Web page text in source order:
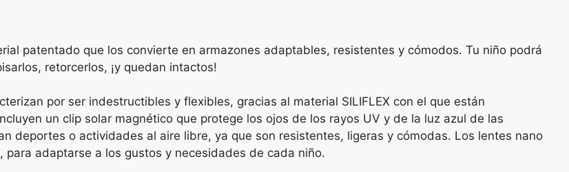
patentado que los convierte en armazones adaptables, resistentes y cómodos. Tu niño podrá
retorcerlos, ¡y quedan intactos!
por ser indestructibles y flexibles, gracias al material SILIFLEX con el que están
un clip solar magnético que protege los ojos de los rayos UV y de la luz azul de las
deportes o actividades al aire libre, ya que son resistentes, ligeras y cómodas. Los lentes nano
adaptarse a los gustos y necesidades de cada niño.